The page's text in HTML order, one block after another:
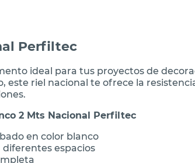
Perfiltec
ideal para tus proyectos de
este riel nacional te ofrece la
2 Mts Nacional Perfiltec
en color blanco
espacios